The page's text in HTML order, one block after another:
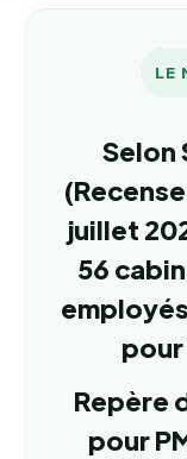
LE
Selon
juillet
56
Repère
pour